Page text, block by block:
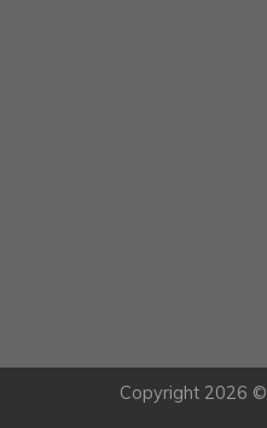
Copyright 2026 ©